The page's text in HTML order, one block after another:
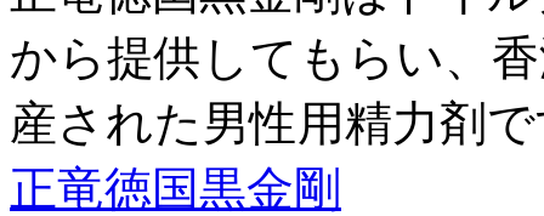
から提供してもらい、
産された男性用精力剤
正竜徳国黒金剛